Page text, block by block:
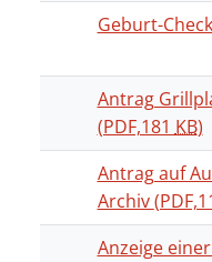
Geburt-
Antrag
(PDF,181 KB)
Antrag auf
Archiv
Anzeige